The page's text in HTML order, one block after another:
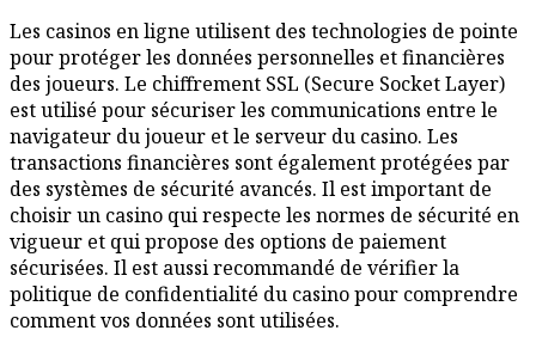
Les casinos en ligne utilisent des technologies de pointe
pour protéger les données personnelles et financières
des joueurs. Le chiffrement SSL (Secure Socket Layer)
est utilisé pour sécuriser les communications entre le
navigateur du joueur et le serveur du casino. Les
transactions financières sont également protégées par
des systèmes de sécurité avancés. Il est important de
choisir un casino qui respecte les normes de sécurité en
vigueur et qui propose des options de paiement
sécurisées. Il est aussi recommandé de vérifier la
politique de confidentialité du casino pour comprendre
comment vos données sont utilisées.